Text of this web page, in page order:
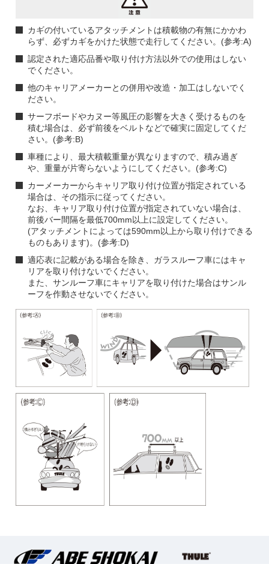
カギの付いているアタッチメントは積載物の有無にかかわ
らず、必ずカギをかけた状態で走行してください。(参考:A)
認定された適応品番や取り付け方法以外での使用はしない
でください。
他のキャリアメーカーとの併用や改造・加工はしないでく
ださい。
サーフボードやカヌー等風圧の影響を大きく受けるものを
積む場合は、必ず前後をベルトなどで確実に固定してくだ
さい。(参考:B)
車種により、最大積載重量が異なりますので、積み過ぎ
や、重量が片寄らないようにしてください。(参考:C)
カーメーカーからキャリア取り付け位置が指定されている
場合は、その指示に従ってください。
なお、キャリア取り付け位置が指定されていない場合は、
前後バー間隔を最低700mm以上に設定してください。
(アタッチメントによっては590mm以上から取り付けできる
ものもあります)。(参考:D)
適応表に記載がある場合を除き、ガラスルーフ車にはキャ
リアを取り付けないでください。
また、サンルーフ車にキャリアを取り付けた場合はサンル
ーフを作動させないでください。